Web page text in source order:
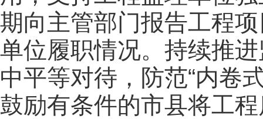
期向主管部门报告工程
单位履职情况。持续推
中平等对待，防范“内卷
鼓励有条件的市县将工